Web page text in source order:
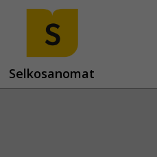
Selkosanomat